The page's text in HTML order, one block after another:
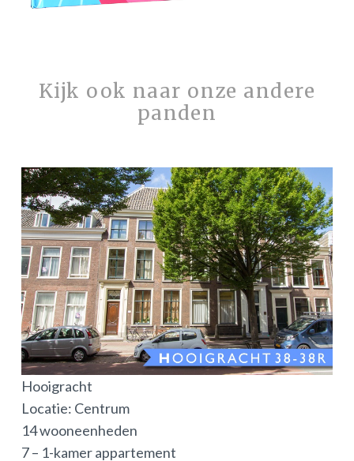
Kijk ook naar onze andere
panden
Hooigracht
Locatie: Centrum
14 wooneenheden
7 – 1-kamer appartement